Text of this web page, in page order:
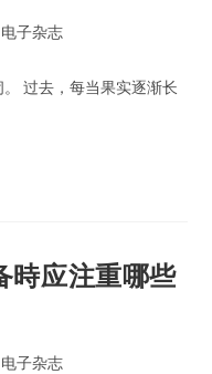
子杂志
过去，每当果实逐渐长
時应注重哪些
子杂志